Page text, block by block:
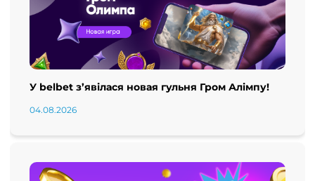
У belbet з’явілася новая гульня Гром Алімпу!
04.08.2026